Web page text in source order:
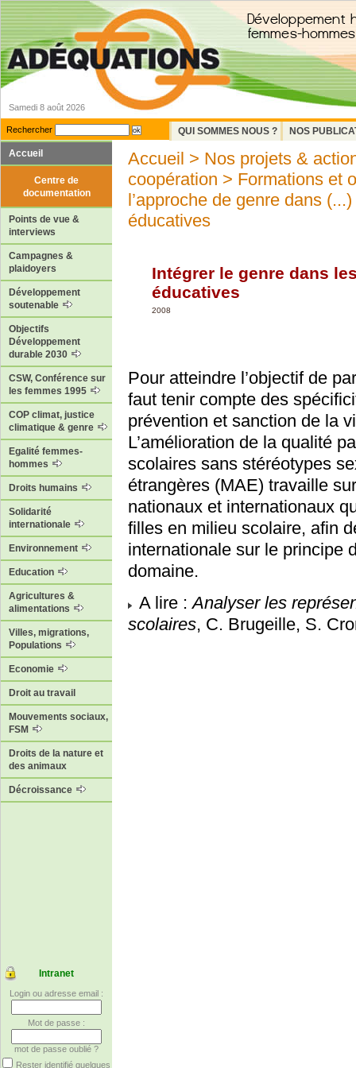
Samedi 8 août 2026
Rechercher QUI SOMMES NOUS ?
NOS
Accueil
Centre de
documentation
Points de vue &
interviews
Campagnes &
plaidoyers
Développement
soutenable
Objectifs
Développement
durable 2030
CSW, Conférence sur
les femmes 1995
COP climat, justice
climatique & genre
Egalité femmes-
hommes
Droits humains
Solidarité
internationale
Environnement
Education
Agricultures &
alimentations
Villes, migrations,
Populations
Economie
Droit au travail
Mouvements sociaux,
FSM
Droits de la nature et
des animaux
Décroissance
Intranet
Login ou adresse email :
Mot de passe :
mot de passe oublié ?
Rester identifié quelques
Accueil > Nos projets &
coopération > Formations et
l’approche de genre dans (...)
éducatives
Intégrer le genre dans
éducatives
2008
Pour atteindre l’objectif de
faut tenir compte des
prévention et sanction de la
L’amélioration de la qualité
scolaires sans stéréotypes
étrangères (MAE) travaille
nationaux et internationaux
filles en milieu scolaire, afin
internationale sur le principe
domaine.
A lire :Analyser les
scolaires, C. Brugeille, S.